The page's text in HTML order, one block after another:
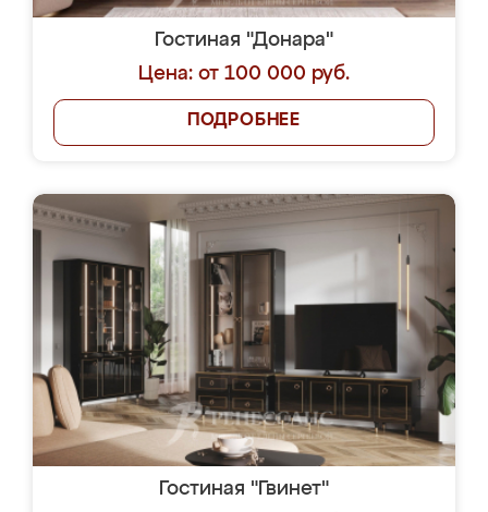
Гостиная "Донара"
Цена: от 100 000 руб.
ПОДРОБНЕЕ
Гостиная "Гвинет"